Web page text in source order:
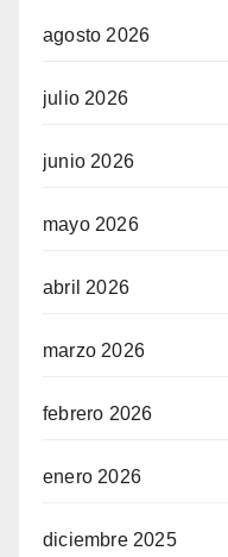
agosto 2026
julio 2026
junio 2026
mayo 2026
abril 2026
marzo 2026
febrero 2026
enero 2026
diciembre 2025